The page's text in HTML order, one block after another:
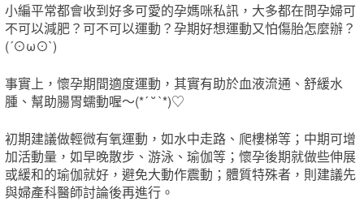
小編平常都會收到好多可愛的孕媽咪私訊，大多都在問孕婦可
不可以減肥？可不可以運動？孕期好想運動又怕傷胎怎麼辦？
(´⊙ω⊙`)
事實上，懷孕期間適度運動，其實有助於血液流通、舒緩水
腫、幫助腸胃蠕動喔～(*´ ˘ `*)♡
初期建議做輕微有氧運動，如水中走路、爬樓梯等；中期可增
加活動量，如早晚散步、游泳、瑜伽等；懷孕後期就做些伸展
或緩和的瑜伽就好，避免大動作震動；體質特殊者，則建議先
與婦產科醫師討論後再進行。